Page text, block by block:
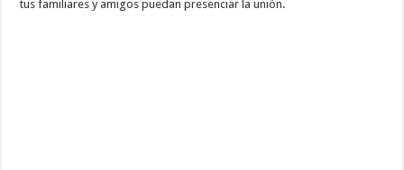
tus familiares y amigos puedan presenciar la unión.